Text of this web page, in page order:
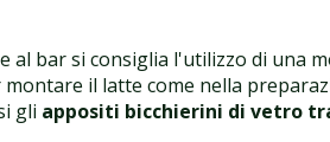
al bar si consiglia l'utilizzo di una
montare il latte come nella
gli appositi bicchierini di vetro